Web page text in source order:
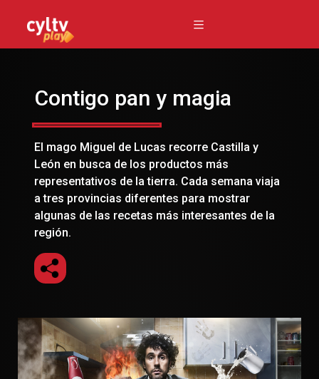
Contigo pan y magia
El mago Miguel de Lucas recorre Castilla y
León en busca de los productos más
representativos de la tierra. Cada semana viaja
a tres provincias diferentes para mostrar
algunas de las recetas más interesantes de la
región.